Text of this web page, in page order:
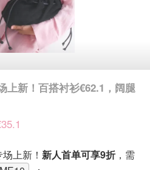
上新！百搭衬衫€62.1，阔腿
上新！ 新人首单可享9折 ，需